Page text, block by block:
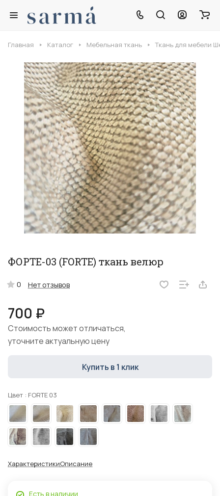
Главная Каталог Мебельная ткань Ткань для мебели
ФОРТЕ-03 (FORTE) ткань велюр
0 Нет отзывов
700 ₽
Стоимость может отличаться,
уточните актуальную цену
Купить в 1 клик
Цвет : FORTE 03
ХарактеристикиОписание
Есть в наличии